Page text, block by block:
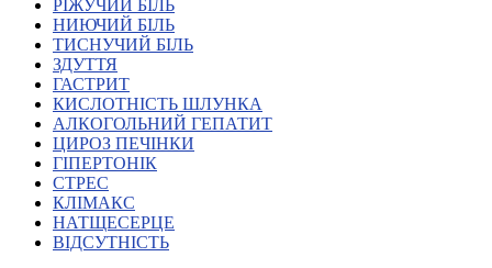
Вивчаємо жестову мову
Дитяча сторінка
Новини про жестову мову
Ресурс для вивчення жестових мов різних країн
ЦУЖМ
Проєкт "Жестова мова для поліцейських"
Про шахрайські схеми
ВІКТОРИНА
На допомогу військовим
Медична термінологія жестовою мовою
РІЖУЧИЙ БІЛЬ
НИЮЧИЙ БІЛЬ
ТИСНУЧИЙ БІЛЬ
ЗДУТТЯ
ГАСТРИТ
КИСЛОТНІСТЬ ШЛУНКА
АЛКОГОЛЬНИЙ ГЕПАТИТ
ЦИРОЗ ПЕЧІНКИ
ГІПЕРТОНІК
СТРЕС
КЛІМАКС
НАТЩЕСЕРЦЕ
ВІДСУТНІСТЬ